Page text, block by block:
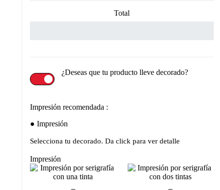
Total
¿Deseas que tu producto lleve decorado?
Impresión recomendada :
Impresión
Selecciona tu decorado. Da click para ver detalle
Impresión